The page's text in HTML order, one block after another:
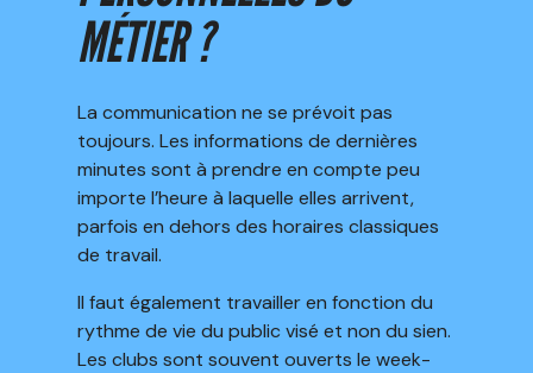
MÉTIER ?
La communication ne se prévoit pas
toujours. Les informations de dernières
minutes sont à prendre en compte peu
importe l’heure à laquelle elles arrivent,
parfois en dehors des horaires classiques
de travail.
Il faut également travailler en fonction du
rythme de vie du public visé et non du sien.
Les clubs sont souvent ouverts le week-